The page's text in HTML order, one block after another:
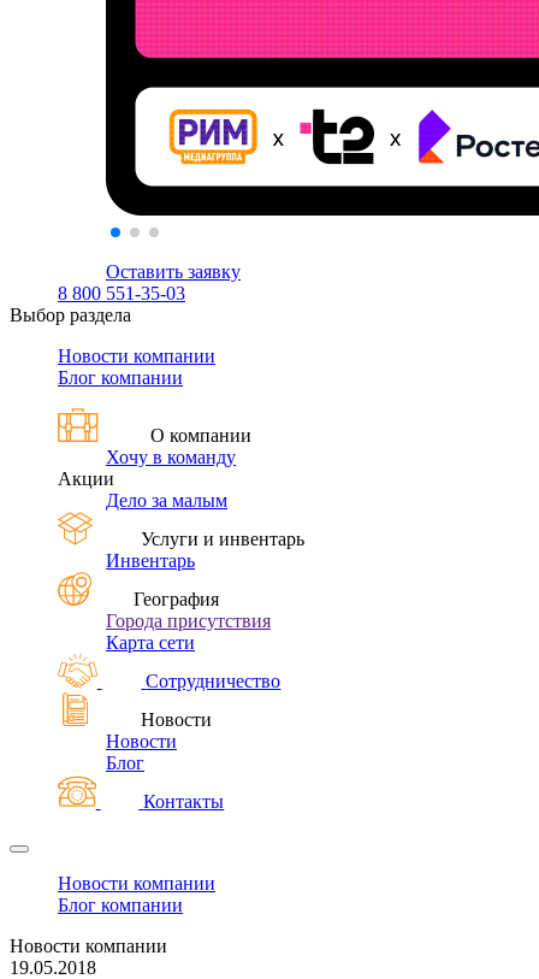
Оставить заявку
8 800 551-35-03
Выбор раздела
Новости компании
Блог компании
О компании
Хочу в команду
Акции
Дело за малым
Услуги и инвентарь
Инвентарь
География
Города присутствия
Карта сети
Сотрудничество
Новости
Новости
Блог
Контакты
Новости компании
Блог компании
Новости компании
19.05.2018